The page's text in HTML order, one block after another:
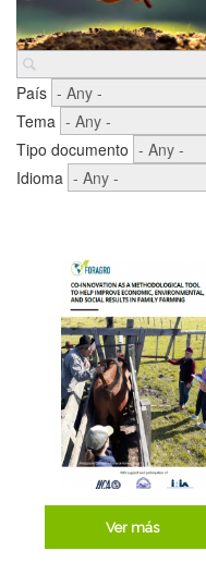
País
Tema
Tipo documento
Idioma
Ver más